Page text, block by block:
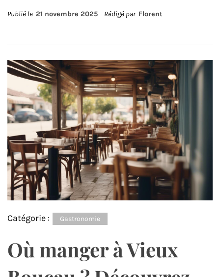
Publié le 21 novembre 2025 Rédigé par Florent
Catégorie : Gastronomie
Où manger à Vieux